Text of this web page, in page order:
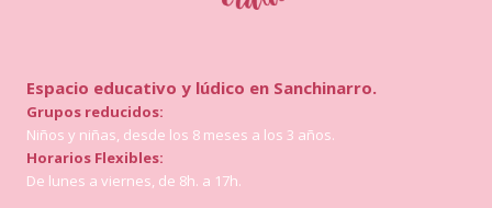
Espacio educativo y lúdico en Sanchinarro.
Grupos reducidos:
Niños y niñas, desde los 8 meses a los 3 años.
Horarios Flexibles:
De lunes a viernes, de 8h. a 17h.